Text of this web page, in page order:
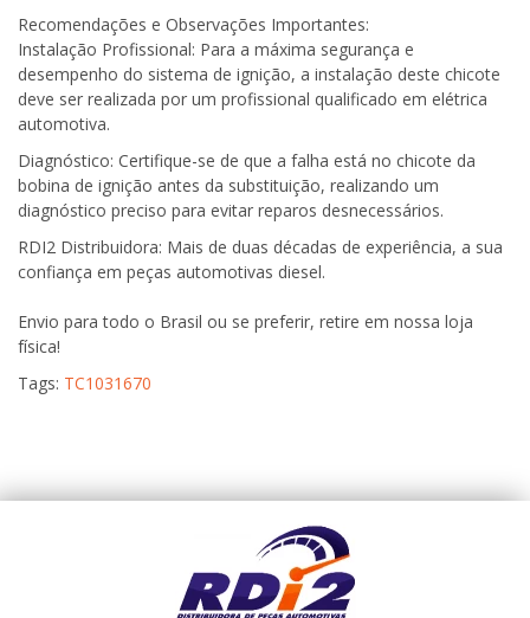
Recomendações e Observações Importantes:
Instalação Profissional: Para a máxima segurança e
desempenho do sistema de ignição, a instalação deste chicote
deve ser realizada por um profissional qualificado em elétrica
automotiva.
Diagnóstico: Certifique-se de que a falha está no chicote da
bobina de ignição antes da substituição, realizando um
diagnóstico preciso para evitar reparos desnecessários.
RDI2 Distribuidora: Mais de duas décadas de experiência, a sua
confiança em peças automotivas diesel.
Envio para todo o Brasil ou se preferir, retire em nossa loja
física!
Tags: TC1031670